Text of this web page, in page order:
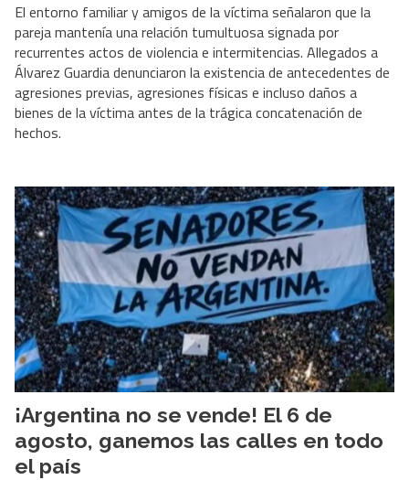
El entorno familiar y amigos de la víctima señalaron que la
pareja mantenía una relación tumultuosa signada por
recurrentes actos de violencia e intermitencias. Allegados a
Álvarez Guardia denunciaron la existencia de antecedentes de
agresiones previas, agresiones físicas e incluso daños a
bienes de la víctima antes de la trágica concatenación de
hechos.
¡Argentina no se vende! El 6 de
agosto, ganemos las calles en todo
el país